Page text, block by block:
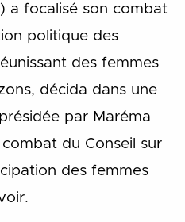
a focalisé son combat
politique des
des femmes
décida dans une
par Maréma
du Conseil sur
des femmes